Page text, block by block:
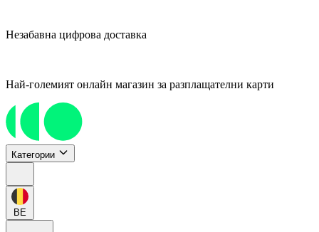
Незабавна цифрова доставка
Най-големият онлайн магазин за разплащателни карти
Категории
BE